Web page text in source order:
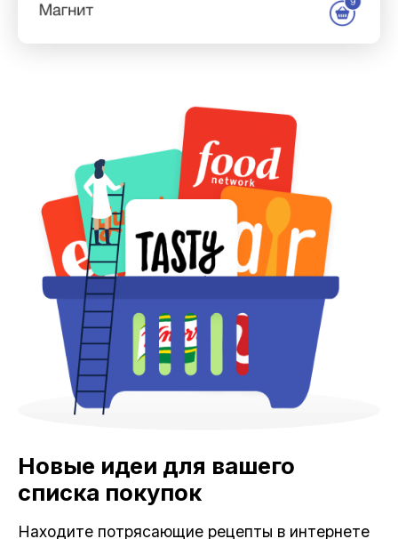
Новые идеи для вашего
списка покупок
Находите потрясающие рецепты в интернете